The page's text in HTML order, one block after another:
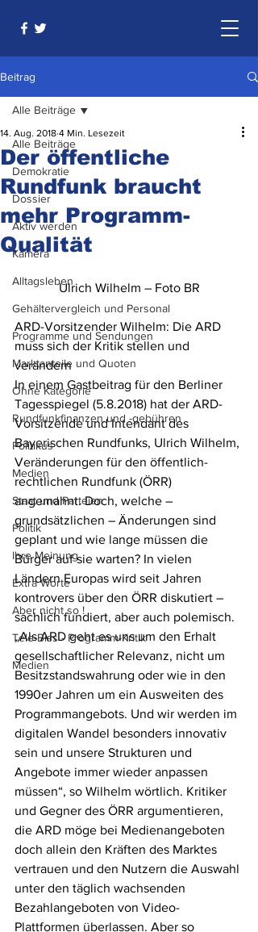
Beitrag
Alle Beiträge
Demokratie
Dossier
Aktiv werden
Kamera
Alltagsleben
Gehältervergleich und Personal
Programme und Sendungen
Marktanteile und Quoten
Ohne Kategorie
Rundfunkfinanzen und -gebühren
Politikus
Medien
Staat und Parteien
Politik
Ihre Meinung
Extra Worte
Aber nicht so !
Tele-Biss - Programm-Kritik
Medien
Alle Beiträge
Der öffentliche
Rundfunk braucht
mehr Programm-
Qualität
14. Aug. 2018 4 Min. Lesezeit
Ulrich Wilhelm – Foto BR
ARD-Vorsitzender Wilhelm: Die ARD
muss sich der Kritik stellen und
verändern
In einem Gastbeitrag für den Berliner
Tagesspiegel (5.8.2018) hat der ARD-
Vorsitzende und Intendant des
Bayerischen Rundfunks, Ulrich Wilhelm,
Veränderungen für den öffentlich-
rechtlichen Rundfunk (ÖRR)
angemahnt. Doch, welche –
grundsätzlichen – Änderungen sind
geplant und wie lange müssen die
Bürger auf sie warten? In vielen
Ländern Europas wird seit Jahren
kontrovers über den ÖRR diskutiert –
sachlich fundiert, aber auch polemisch.
„Als ARD geht es uns um den Erhalt
gesellschaftlicher Relevanz, nicht um
Besitzstandswahrung oder wie in den
1990er Jahren um ein Ausweiten des
Programmangebots. Und wir werden im
digitalen Wandel besonders innovativ
sein und unsere Strukturen und
Angebote immer wieder anpassen
müssen“, so Wilhelm wörtlich. Kritiker
und Gegner des ÖRR argumentieren,
die ARD möge bei Medienangeboten
doch allein den Kräften des Marktes
vertrauen und den Nutzern die Auswahl
unter den täglich wachsenden
Bezahlangeboten von Video-
Plattformen überlassen. Aber so